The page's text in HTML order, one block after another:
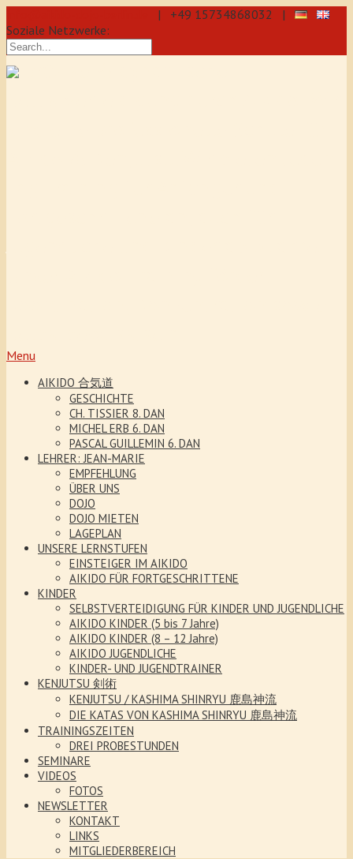
| +49 15734868032 |
Soziale Netzwerke:
Menu
AIKIDO 合気道
GESCHICHTE
CH. TISSIER 8. DAN
MICHEL ERB 6. DAN
PASCAL GUILLEMIN 6. DAN
LEHRER: JEAN-MARIE
EMPFEHLUNG
ÜBER UNS
DOJO
DOJO MIETEN
LAGEPLAN
UNSERE LERNSTUFEN
EINSTEIGER IM AIKIDO
AIKIDO FÜR FORTGESCHRITTENE
KINDER
SELBSTVERTEIDIGUNG FÜR KINDER UND JUGENDLICHE
AIKIDO KINDER (5 bis 7 Jahre)
AIKIDO KINDER (8 – 12 Jahre)
AIKIDO JUGENDLICHE
KINDER- UND JUGENDTRAINER
KENJUTSU 剣術
KENJUTSU / KASHIMA SHINRYU 鹿島神流
DIE KATAS VON KASHIMA SHINRYU 鹿島神流
TRAININGSZEITEN
DREI PROBESTUNDEN
SEMINARE
VIDEOS
FOTOS
NEWSLETTER
KONTAKT
LINKS
MITGLIEDERBEREICH